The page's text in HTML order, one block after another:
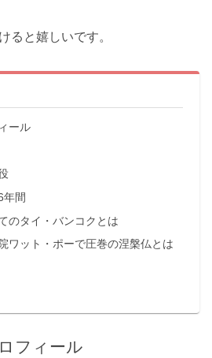
ると嬉しいです。
ール
年間
のタイ・バンコクとは
ワット・ポーで圧巻の涅槃仏とは
フィール